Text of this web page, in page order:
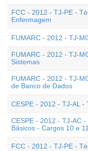
FCC - 2012 - TJ-PE -
Enfermagem
FUMARC - 2012 - TJ-
FUMARC - 2012 - TJ-
Sistemas
FUMARC - 2012 - TJ-
de Banco de Dados
CESPE - 2012 - TJ-AL -
CESPE - 2012 - TJ-AC
Básicos - Cargos 10 e 11
FCC - 2012 - TJ-PE -